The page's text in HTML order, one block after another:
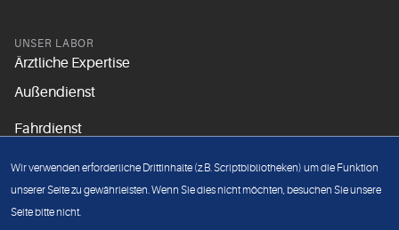
UNSER LABOR
Ärztliche Expertise
Außendienst
Fahrdienst
Unsere Grundsätze
Wir verwenden erforderliche Drittinhalte (z.B. Scriptbibliotheken) um die Funktion
unserer Seite zu gewährleisten. Wenn Sie dies nicht möchten, besuchen Sie unsere
Seite bitte nicht.